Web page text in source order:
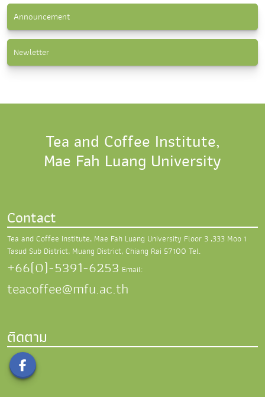
Announcement
Newletter
Tea and Coffee Institute,
Mae Fah Luang University
Contact
Tea and Coffee Institute, Mae Fah Luang University Floor 3 ,333 Moo 1
Tasud Sub District, Muang District, Chiang Rai 57100 Tel.
+66(0)-5391-6253 Email:
teacoffee@mfu.ac.th
ติดตาม